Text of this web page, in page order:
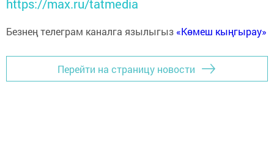
https://max.ru/tatmedia
Безнең телеграм каналга язылыгыз «Көмеш кыңгырау»
Перейти на страницу новости